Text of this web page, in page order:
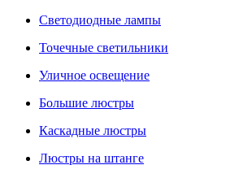
Светодиодные лампы
Точечные светильники
Уличное освещение
Большие люстры
Каскадные люстры
Люстры на штанге